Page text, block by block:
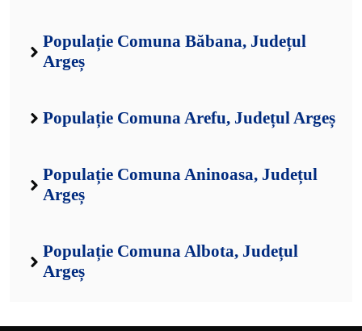
Populație Comuna Băbana, Județul
Argeș
Populație Comuna Arefu, Județul Argeș
Populație Comuna Aninoasa, Județul
Argeș
Populație Comuna Albota, Județul
Argeș